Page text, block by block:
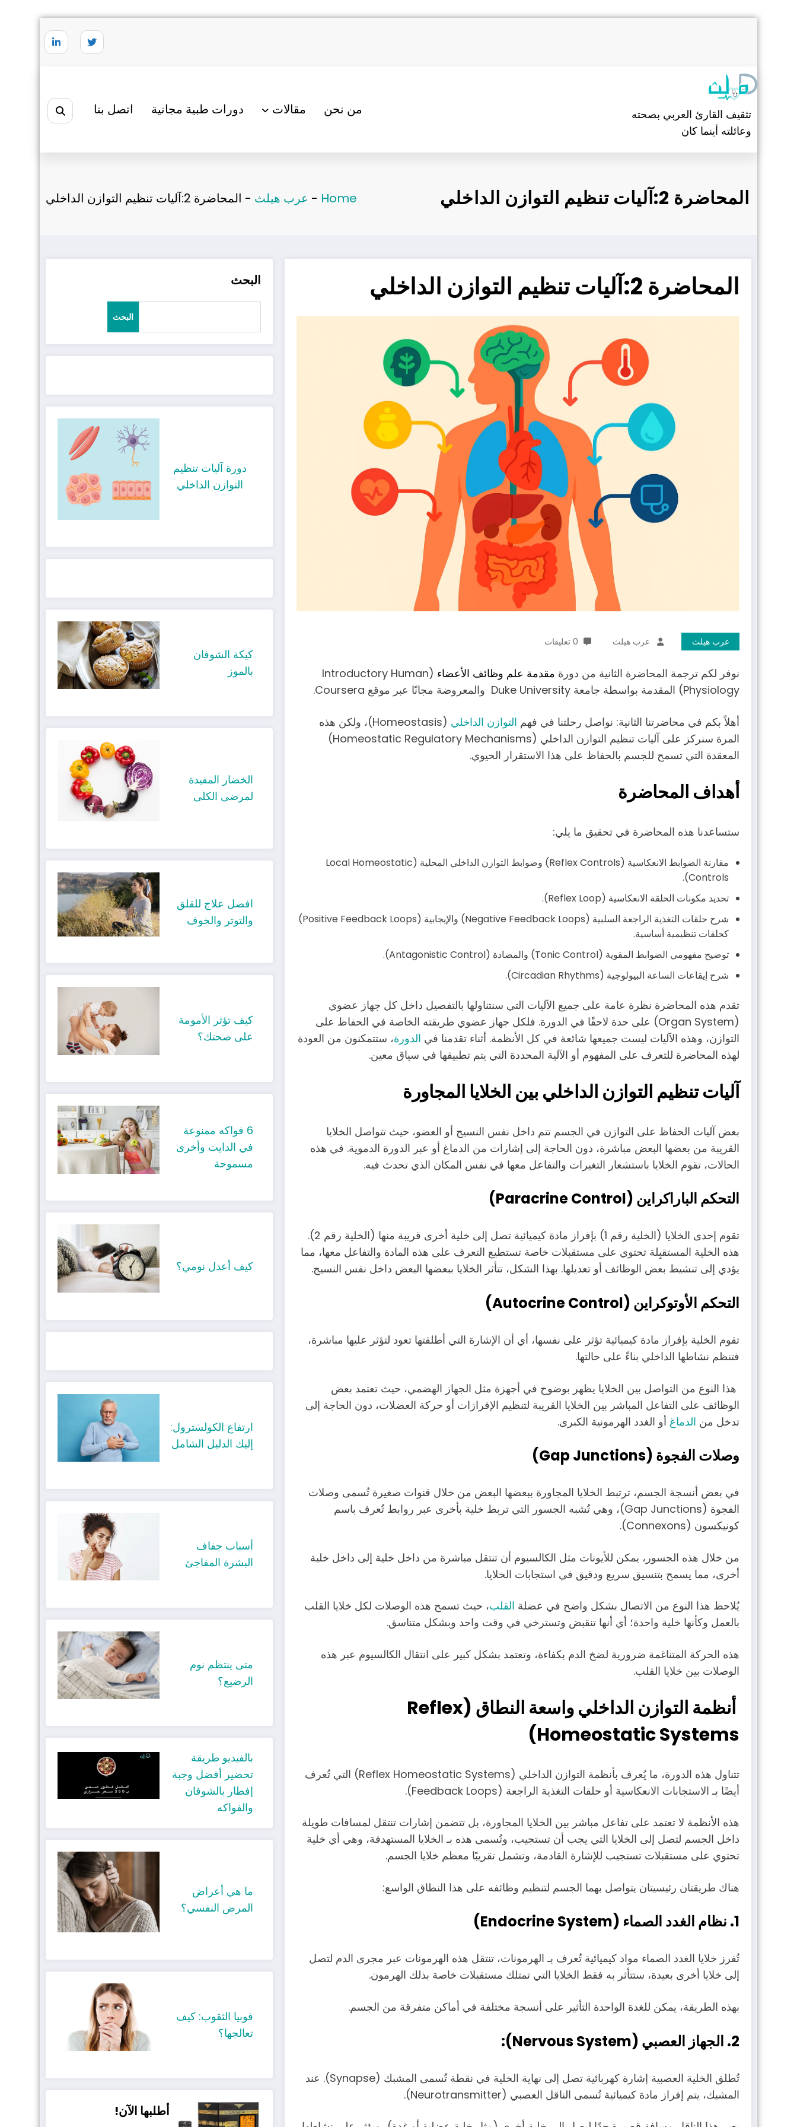
تثقيف القارئ العربي بصحته
وعائلته أينما كان
من نحن مقالات دورات طبية مجانية اتصل بنا
المحاضرة 2:آليات تنظيم التوازن الداخلي Home
- عرب هيلث - المحاضرة 2:آليات تنظيم التوازن الداخلي
المحاضرة 2:آليات تنظيم التوازن الداخلي
عرب هيلث عرب هيلث 0 تعليقات
نوفر لكم ترجمة المحاضرة الثانية من دورة مقدمة علم وظائف الأعضاء
(Introductory Human
Physiology) المقدمة بواسطة جامعة Duke University والمعروضة مجانًا عبر موقع Coursera.
أهلاً بكم في محاضرتنا الثانية: نواصل رحلتنا في فهم التوازن الداخلي
(Homeostasis)، ولكن هذه
المرة سنركز على آليات تنظيم التوازن الداخلي (Homeostatic Regulatory Mechanisms)
المعقدة التي تسمح للجسم بالحفاظ على هذا الاستقرار الحيوي.
أهداف المحاضرة
ستساعدنا هذه المحاضرة في تحقيق ما يلي:
مقارنة الضوابط الانعكاسية (Reflex Controls) وضوابط التوازن الداخلي المحلية (Local Homeostatic
Controls).
تحديد مكونات الحلقة الانعكاسية (Reflex Loop).
شرح حلقات التغذية الراجعة السلبية (Negative Feedback Loops) والإيجابية (Positive Feedback Loops)
كحلقات تنظيمية أساسية.
توضيح مفهومي الضوابط المقوية (Tonic Control) والمضادة (Antagonistic Control).
شرح إيقاعات الساعة البيولوجية (Circadian Rhythms).
تقدم هذه المحاضرة نظرة عامة على جميع الآليات التي سنتناولها بالتفصيل داخل كل جهاز عضوي
(Organ System) على حدة لاحقًا في الدورة. فلكل جهاز عضوي طريقته الخاصة في الحفاظ على
التوازن، وهذه الآليات ليست جميعها شائعة في كل الأنظمة. أثناء تقدمنا في الدورة، ستتمكنون من العودة
لهذه المحاضرة للتعرف على المفهوم أو الآلية المحددة التي يتم تطبيقها في سياق معين.
آليات تنظيم التوازن الداخلي بين الخلايا المجاورة
بعض آليات الحفاظ على التوازن في الجسم تتم داخل نفس النسيج أو العضو، حيث تتواصل الخلايا
القريبة من بعضها البعض مباشرة، دون الحاجة إلى إشارات من الدماغ أو عبر الدورة الدموية. في هذه
الحالات، تقوم الخلايا باستشعار التغيرات والتفاعل معها في نفس المكان الذي تحدث فيه.
التحكم الباراكراين (Paracrine Control)
تقوم إحدى الخلايا (الخلية رقم 1) بإفراز مادة كيميائية تصل إلى خلية أخرى قريبة منها (الخلية رقم 2).
هذه الخلية المستقبِلة تحتوي على مستقبلات خاصة تستطيع التعرف على هذه المادة والتفاعل معها، مما
يؤدي إلى تنشيط بعض الوظائف أو تعديلها. بهذا الشكل، تتأثر الخلايا ببعضها البعض داخل نفس النسيج.
التحكم الأوتوكراين (Autocrine Control)
تقوم الخلية بإفراز مادة كيميائية تؤثر على نفسها، أي أن الإشارة التي أطلقتها تعود لتؤثر عليها مباشرة،
فتنظم نشاطها الداخلي بناءً على حالتها.
هذا النوع من التواصل بين الخلايا يظهر بوضوح في أجهزة مثل الجهاز الهضمي، حيث تعتمد بعض
الوظائف على التفاعل المباشر بين الخلايا القريبة لتنظيم الإفرازات أو حركة العضلات، دون الحاجة إلى
تدخل من الدماغ أو الغدد الهرمونية الكبرى.
وصلات الفجوة (Gap Junctions)
في بعض أنسجة الجسم، ترتبط الخلايا المجاورة ببعضها البعض من خلال قنوات صغيرة تُسمى وصلات
الفجوة (Gap Junctions)، وهي تُشبه الجسور التي تربط خلية بأخرى عبر روابط تُعرف باسم
كونيكسون (Connexons).
من خلال هذه الجسور، يمكن للأيونات مثل الكالسيوم أن تنتقل مباشرة من داخل خلية إلى داخل خلية
أخرى، مما يسمح بتنسيق سريع ودقيق في استجابات الخلايا.
يُلاحظ هذا النوع من الاتصال بشكل واضح في عضلة القلب، حيث تسمح هذه الوصلات لكل خلايا القلب
بالعمل وكأنها خلية واحدة؛ أي أنها تنقبض وتسترخي في وقت واحد وبشكل متناسق.
هذه الحركة المتناغمة ضرورية لضخ الدم بكفاءة، وتعتمد بشكل كبير على انتقال الكالسيوم عبر هذه
الوصلات بين خلايا القلب.
أنظمة التوازن الداخلي واسعة النطاق (Reflex
Homeostatic Systems)
تتناول هذه الدورة، ما يُعرف بأنظمة التوازن الداخلي (Reflex Homeostatic Systems) التي تُعرف
أيضًا بـ الاستجابات الانعكاسية أو حلقات التغذية الراجعة (Feedback Loops).
هذه الأنظمة لا تعتمد على تفاعل مباشر بين الخلايا المجاورة، بل تتضمن إشارات تنتقل لمسافات طويلة
داخل الجسم لتصل إلى الخلايا التي يجب أن تستجيب، وتُسمى هذه بـ الخلايا المستهدفة، وهي أي خلية
تحتوي على مستقبلات تستجيب للإشارة القادمة، وتشمل تقريبًا معظم خلايا الجسم.
هناك طريقتان رئيسيتان يتواصل بهما الجسم لتنظيم وظائفه على هذا النطاق الواسع:
1. نظام الغدد الصماء (Endocrine System)
تُفرز خلايا الغدد الصماء مواد كيميائية تُعرف بـ الهرمونات، تنتقل هذه الهرمونات عبر مجرى الدم لتصل
إلى خلايا أخرى بعيدة، ستتأثر به فقط الخلايا التي تمتلك مستقبلات خاصة بذلك الهرمون.
بهذه الطريقة، يمكن للغدة الواحدة التأثير على أنسجة مختلفة في أماكن متفرقة من الجسم.
2. الجهاز العصبي (Nervous System):
تُطلق الخلية العصبية إشارة كهربائية تصل إلى نهاية الخلية في نقطة تُسمى المشبك (Synapse). عند
المشبك، يتم إفراز مادة كيميائية تُسمى الناقل العصبي (Neurotransmitter).
البحث
البحث
دورة آليات تنظيم
التوازن الداخلي
كيكة الشوفان
بالموز
الخضار المفيدة
لمرضى الكلى
افضل علاج للقلق
والتوتر والخوف
كيف تؤثر الأمومة
على صحتك؟
6 فواكه ممنوعة
في الدايت وأخرى
مسموحة
كيف أعدل نومي؟
ارتفاع الكولسترول:
إليك الدليل الشامل
أسباب جفاف
البشرة المفاجئ
متى ينتظم نوم
الرضيع؟
بالفيديو طريقة
تحضير أفضل وجبة
إفطار بالشوفان
والفواكه
ما هي أعراض
المرض النفسي؟
فوبيا الثقوب: كيف
تعالجها؟
أطلبها الآن!